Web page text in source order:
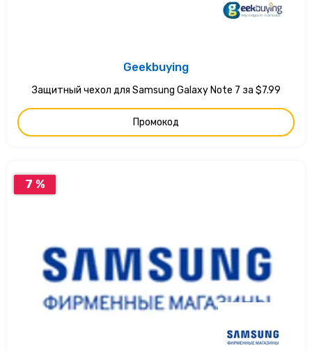
Geekbuying
Защитный чехол для Samsung Galaxy Note 7 за $7.99
Промокод
7 %